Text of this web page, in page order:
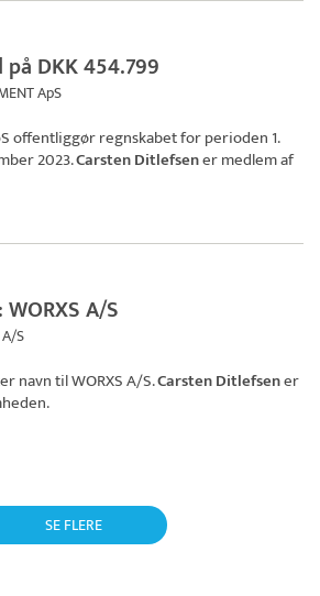
DKK 454.799
ApS
offentliggør regnskabet for perioden 1.
2023.Carsten Ditlefsener medlem af
A/S
S
navn tilWORXS A/S.Carsten Ditlefsener
SE FLERE